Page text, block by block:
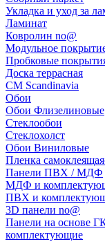
Укладка и уход за
Ламинат
Ковролин no@
Модульное
Пробковые
Доска террасная
CM Scandinavia
Обои
Обои Флизелиновые
Стеклообои
Стеклохолст
Обои Виниловые
Пленка
Панели ПВХ / МДФ
МДФ и
ПВХ и
3D панели no@
Панели на основе
комплектующие